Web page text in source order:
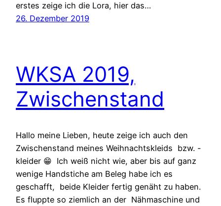
erstes zeige ich die Lora, hier das…
26. Dezember 2019
WKSA 2019,
Zwischenstand
Hallo meine Lieben, heute zeige ich auch den
Zwischenstand meines Weihnachtskleids bzw. -
kleider 😁 Ich weiß nicht wie, aber bis auf ganz
wenige Handstiche am Beleg habe ich es
geschafft, beide Kleider fertig genäht zu haben.
Es fluppte so ziemlich an der Nähmaschine und